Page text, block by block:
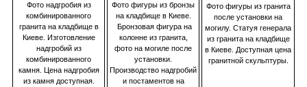
Фото надгробия из
комбинированного
гранита на кладбище в
Киеве. Изготовление
надгробий из
комбинированного
камня. Цена надгробия
из камня доступная.
Фото фигуры из бронзы
на кладбище в Киеве.
Бронзовая фигура на
колонне из гранита,
фото на могиле после
установки.
Производство надгробий
и постаментов на
Фото фигуры из гранита
после установки на
могилу. Статуя генерала
из гранита на кладбище
в Киеве. Доступная цена
гранитной скульптуры.